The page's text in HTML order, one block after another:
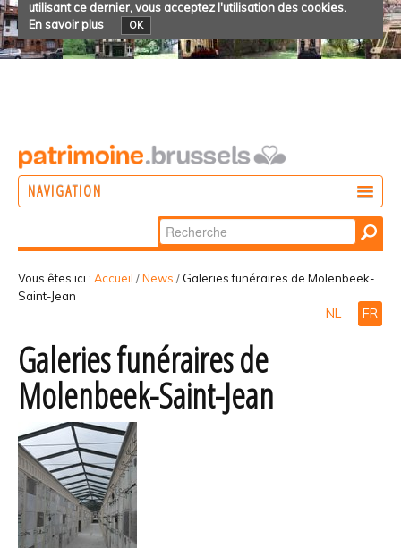
utilisant ce dernier, vous acceptez l'utilisation des cookies.
En savoir plus
OK
NAVIGATION
PARTICIPER
Chercher par
Recherche
avancée…
Vous êtes ici : Accueil /News / Galeries funéraires de Molenbeek-
Saint-Jean
NL FR
Galeries funéraires de
Molenbeek-Saint-Jean